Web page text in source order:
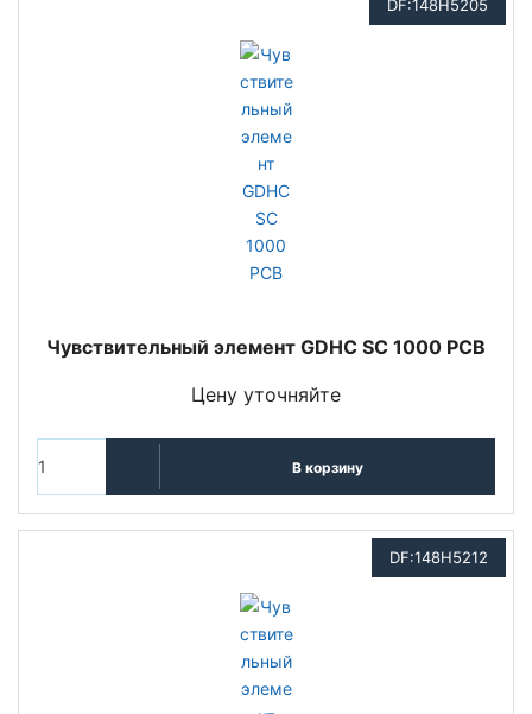
DF:148H5205
Чувствительный элемент GDHC SC 1000 PCB
Цену уточняйте
В корзину
DF:148H5212